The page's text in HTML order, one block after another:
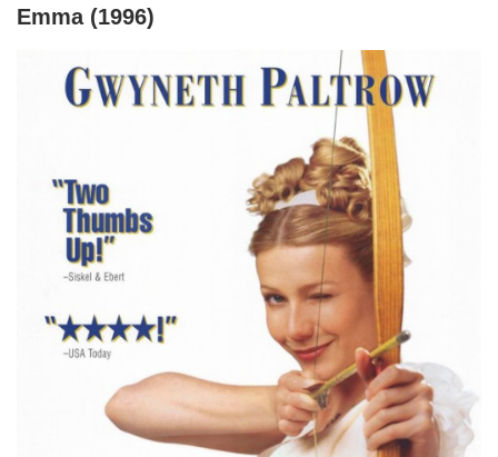
Emma (1996)